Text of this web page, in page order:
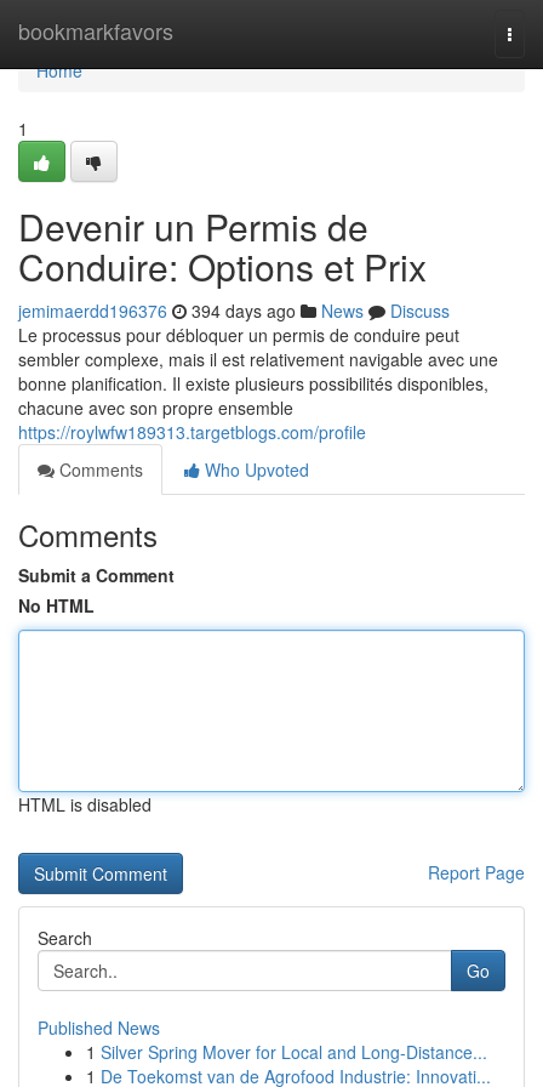
bookmarkfavors
Home
Home
1
Devenir un Permis de
Conduire: Options et Prix
jemimaerdd196376 394 days ago News
Discuss
Le processus pour débloquer un permis de conduire peut
sembler complexe, mais il est relativement navigable avec une
bonne planification. Il existe plusieurs possibilités disponibles,
chacune avec son propre ensemble
https://roylwfw189313.targetblogs.com/profile
Comments
Who Upvoted
Comments
Submit a Comment
No HTML
HTML is disabled
Report Page
Search
Go
Published News
1 Silver Spring Mover for Local and Long-Distance...
1 De Toekomst van de Agrofood Industrie: Innovati...